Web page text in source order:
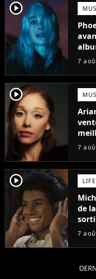
player2
d'été
7
player2
7
player2
de
7